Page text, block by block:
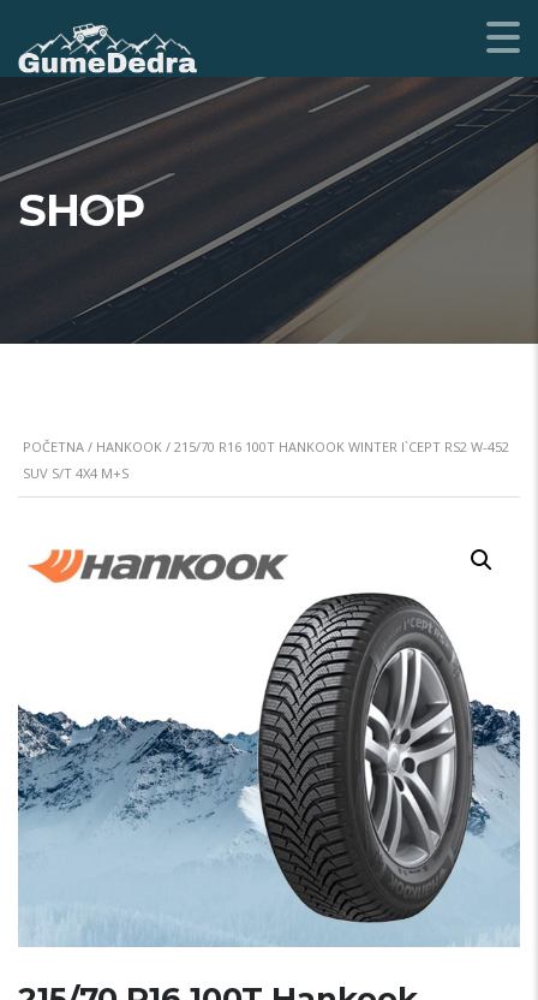
SHOP
POČETNA / HANKOOK / 215/70 R16 100T HANKOOK WINTER I`CEPT RS2 W-452
SUV S/T 4X4 M+S